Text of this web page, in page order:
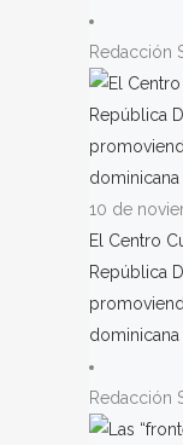
Redacción
10 de
El Centro
República
dominicana
Redacción